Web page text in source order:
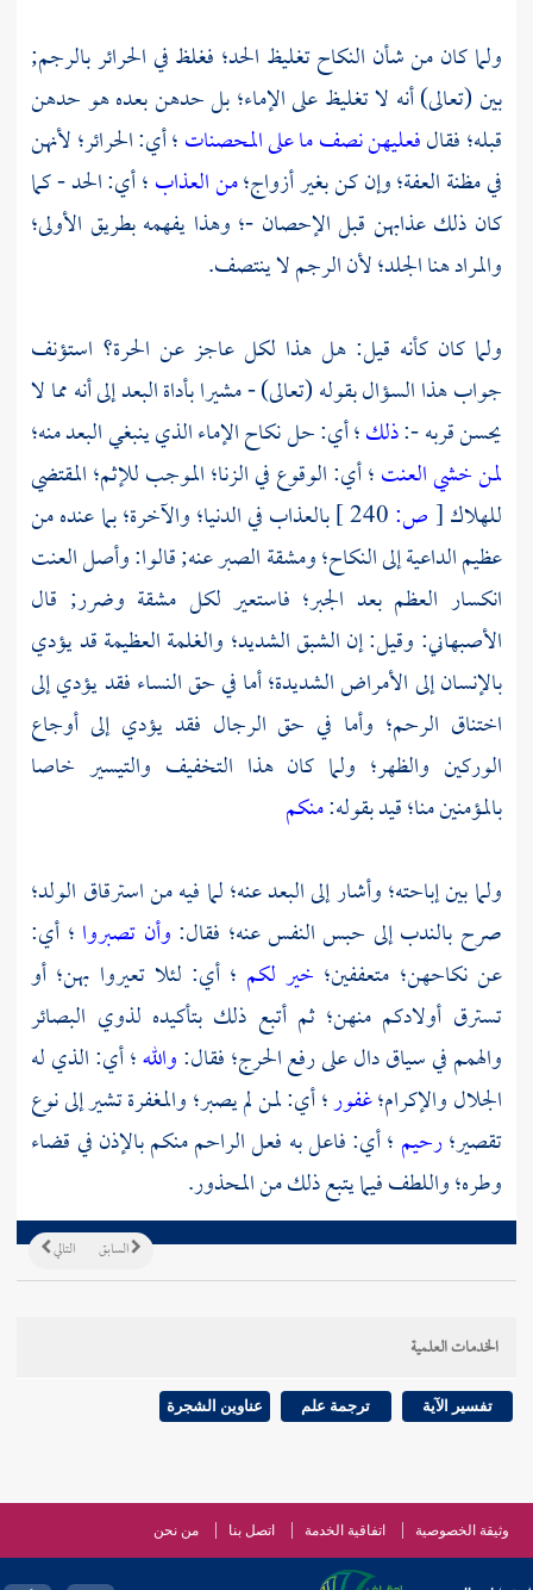
ولما كان من شأن النكاح تغليظ الحد؛ فغلظ في الحرائر بالرجم;
بين (تعالى) أنه لا تغليظ على الإماء؛ بل حدهن بعده هو حدهن
قبله؛ فقالفعليهن نصف ما على المحصنات؛ أي: الحرائر؛ لأنهن
في مظنة العفة؛ وإن كن بغير أزواج؛من العذاب؛ أي: الحد - كما
كان ذلك عذابهن قبل الإحصان -؛ وهذا يفهمه بطريق الأولى؛
والمراد هنا الجلد؛ لأن الرجم لا ينتصف.
ولما كان كأنه قيل: هل هذا لكل عاجز عن الحرة؟ استؤنف
جواب هذا السؤال بقوله (تعالى) - مشيرا بأداة البعد إلى أنه مما لا
يحسن قربه -:ذلك؛ أي: حل نكاح الإماء الذي ينبغي البعد منه؛
لمن خشي العنت؛ أي: الوقوع في الزنا؛ الموجب للإثم؛ المقتضي
للهلاك[ص:
بالعذاب في الدنيا؛ والآخرة؛ بما عنده من
عظيم الداعية إلى النكاح؛ ومشقة الصبر عنه; قالوا: وأصل العنت
انكسار العظم بعد الجبر؛ فاستعير لكل مشقة وضرر; قال
الأصبهاني: وقيل: إن الشبق الشديد؛ والغلمة العظيمة قد يؤدي
بالإنسان إلى الأمراض الشديدة؛ أما في حق النساء فقد يؤدي إلى
اختناق الرحم؛ وأما في حق الرجال فقد يؤدي إلى أوجاع
الوركين والظهر؛ ولما كان هذا التخفيف والتيسير خاصا
بالمؤمنين منا؛ قيد بقوله:منكم
ولما بين إباحته؛ وأشار إلى البعد عنه؛ لما فيه من استرقاق الولد؛
صرح بالندب إلى حبس النفس عنه؛ فقال: وأن تصبروا ؛ أي:
عن نكاحهن؛ متعففين؛ خير لكم ؛ أي: لئلا تعيروا بهن؛ أو
تسترق أولادكم منهن؛ ثم أتبع ذلك بتأكيده لذوي البصائر
والهمم في سياق دال على رفع الحرج؛ فقال:والله؛ أي: الذي له
الجلال والإكرام؛غفور؛ أي: لمن لم يصبر؛ والمغفرة تشير إلى نوع
تقصير؛رحيم ؛ أي: فاعل به فعل الراحم منكم بالإذن في قضاء
وطره؛ واللطف فيما يتبع ذلك من المحذور.
التالي السابق
الخدمات العلمية
تفسير الآية ترجمة علم عناوين الشجرة
وثيقة الخصوصية اتفاقية الخدمة اتصل بنا من نحن